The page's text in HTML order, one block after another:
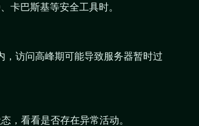
卡巴斯基等安全工具时。
访问高峰期可能导致服务器暂时过
，看看是否存在异常活动。